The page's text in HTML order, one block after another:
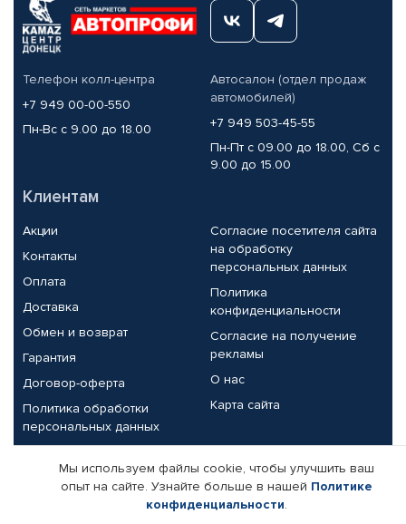
Телефон колл-центра
+7 949 00-00-550
Пн-Вс с 9.00 до 18.00
Автосалон (отдел продаж
автомобилей)
+7 949 503-45-55
Пн-Пт с 09.00 до 18.00, Сб с
9.00 до 15.00
Клиентам
Акции
Контакты
Оплата
Доставка
Обмен и возврат
Гарантия
Договор-оферта
Политика обработки
персональных данных
Согласие посетителя сайта
на обработку
персональных данных
Политика
конфиденциальности
Согласие на получение
рекламы
О нас
Карта сайта
Партнерам
Корпоративным клиентам
Реквизиты компании
Мы используем файлы cookie, чтобы улучшить ваш
опыт на сайте. Узнайте больше в нашей Политике
конфиденциальности.